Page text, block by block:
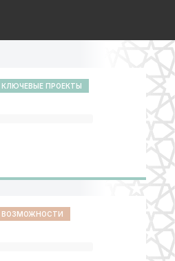
КЛЮЧЕВЫЕ ПРОЕКТЫ
ВОЗМОЖНОСТИ